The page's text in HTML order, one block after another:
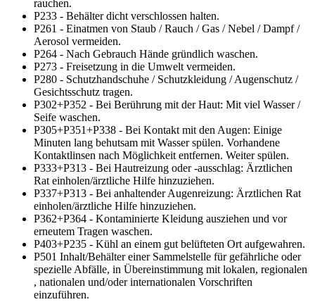
rauchen.
P233 - Behälter dicht verschlossen halten.
P261 - Einatmen von Staub / Rauch / Gas / Nebel / Dampf /
Aerosol vermeiden.
P264 - Nach Gebrauch Hände gründlich waschen.
P273 - Freisetzung in die Umwelt vermeiden.
P280 - Schutzhandschuhe / Schutzkleidung / Augenschutz /
Gesichtsschutz tragen.
P302+P352 - Bei Berührung mit der Haut: Mit viel Wasser /
Seife waschen.
P305+P351+P338 - Bei Kontakt mit den Augen: Einige
Minuten lang behutsam mit Wasser spülen. Vorhandene
Kontaktlinsen nach Möglichkeit entfernen. Weiter spülen.
P333+P313 - Bei Hautreizung oder -ausschlag: Ärztlichen
Rat einholen/ärztliche Hilfe hinzuziehen.
P337+P313 - Bei anhaltender Augenreizung: Ärztlichen Rat
einholen/ärztliche Hilfe hinzuziehen.
P362+P364 - Kontaminierte Kleidung ausziehen und vor
erneutem Tragen waschen.
P403+P235 - Kühl an einem gut belüfteten Ort aufgewahren.
P501 Inhalt/Behälter einer Sammelstelle für gefährliche oder
spezielle Abfälle, in Übereinstimmung mit lokalen, regionalen
, nationalen und/oder internationalen Vorschriften
einzuführen.